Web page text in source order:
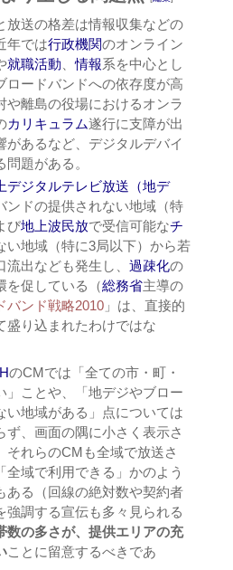
放送の格差は情報収集などの
年では行政機関のオンライン
就職活動 、情報系を中心とし
ロードバンドへの依存度が高
や離島の役場におけるオンラ
カリキュラム遂行に支障が出
があるなど、デジタルデバイ
題がある。
デジタルテレビ放送（地デ
ンドの提供されない地域（特
び地上波民放で受信可能なチ
い地域（特に3局以下）から若
出なども発生し、 過疎化の
を促している（総務省主導の
バンド戦略2010」は、直接的
盛り込まれたわけではな
のCMでは「全ての市・町・
」ことや、「地デジやブロー
い地域がある」点については
ず、画面の隅に小さく表示さ
それらのCMも全域で放送さ
全域で利用できる」かのよう
ある（回線の絶対数や契約者
強調する宣伝も多々見られる
数の多さが、提供エリアの充
ことに留意するべきであ